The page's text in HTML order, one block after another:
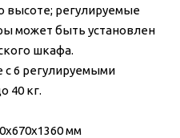
высоте; регулируемые
может быть установлен
шкафа.
с 6 регулируемыми
40 кг.
мм